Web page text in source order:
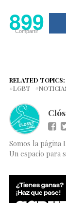
899
Compartir
RELATED TOPICS:
LGBT
Somos la página
Un espacio para